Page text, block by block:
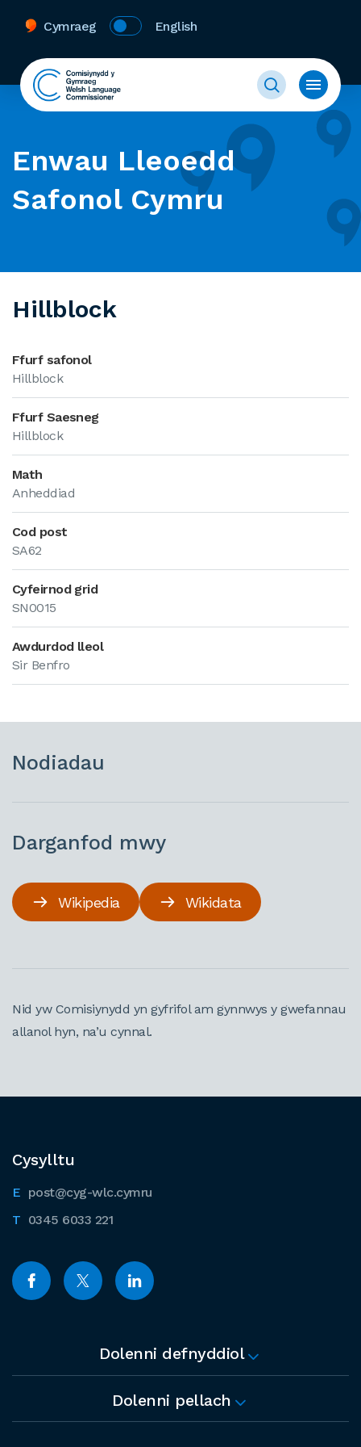
Cymraeg English
Enwau Lleoedd
Safonol Cymru
Hillblock
Ffurf safonol
Hillblock
Ffurf Saesneg
Hillblock
Math
Anheddiad
Cod post
SA62
Cyfeirnod grid
SN0015
Awdurdod lleol
Sir Benfro
Nodiadau
Darganfod mwy
Wikipedia Wikidata
Nid yw Comisiynydd yn gyfrifol am gynnwys y gwefannau
allanol hyn, na’u cynnal.
Cysylltu
post@cyg-wlc.cymru
0345 6033 221
Dolenni defnyddiol
Dolenni pellach